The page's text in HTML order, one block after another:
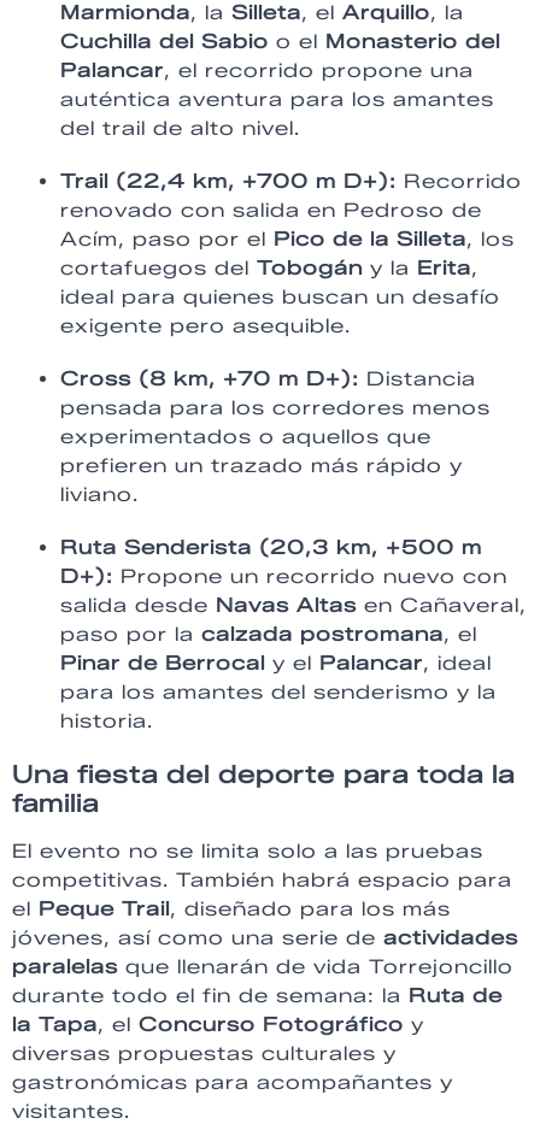
Marmionda, la Silleta, el Arquillo, la
Cuchilla del Sabio o el Monasterio del
Palancar, el recorrido propone una
auténtica aventura para los amantes
del trail de alto nivel.
Trail (22,4 km, +700 m D+): Recorrido
renovado con salida en Pedroso de
Acím, paso por el Pico de la Silleta, los
cortafuegos del Tobogán y la Erita,
ideal para quienes buscan un desafío
exigente pero asequible.
Cross (8 km, +70 m D+): Distancia
pensada para los corredores menos
experimentados o aquellos que
prefieren un trazado más rápido y
liviano.
Ruta Senderista (20,3 km, +500 m
D+): Propone un recorrido nuevo con
salida desde Navas Altas en Cañaveral,
paso por la calzada postromana, el
Pinar de Berrocal y el Palancar, ideal
para los amantes del senderismo y la
historia.
Una fiesta del deporte para toda la
familia
El evento no se limita solo a las pruebas
competitivas. También habrá espacio para
el Peque Trail , diseñado para los más
jóvenes, así como una serie de actividades
paralelas que llenarán de vida Torrejoncillo
durante todo el fin de semana: la Ruta de
la Tapa, el Concurso Fotográfico y
diversas propuestas culturales y
gastronómicas para acompañantes y
visitantes.